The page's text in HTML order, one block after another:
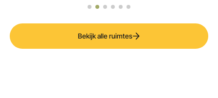
Bekijk alle ruimtes